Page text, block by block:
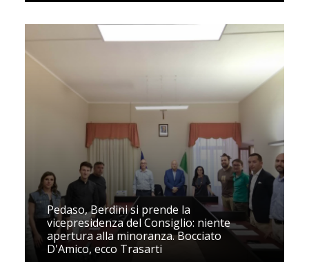
Pedaso, Berdini si prende la
vicepresidenza del Consiglio: niente
apertura alla minoranza. Bocciato
D'Amico, ecco Trasarti